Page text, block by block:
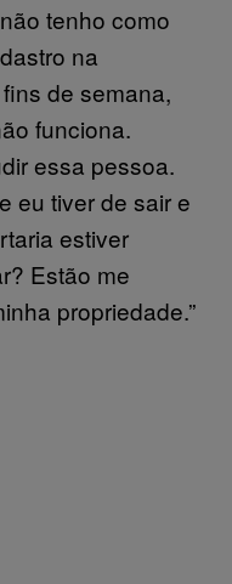
tenho como
na
de semana,
funciona.
essa pessoa.
eu tiver de sair e
estiver
Estão me
propriedade.”